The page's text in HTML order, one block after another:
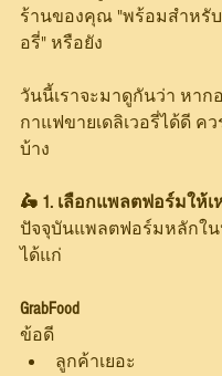
ร้านของคุณ "พร้อมสำหรับ
อรี่" หรือยัง
วันนี้เราจะมาดูกันว่า หาก
กาแฟขายเดลิเวอรี่ได้ดี คว
บ้าง
🛵 1. เลือกแพลตฟอร์มให้
ปัจจุบันแพลตฟอร์มหลักใน
ได้แก่
GrabFood
ข้อดี
ลูกค้าเยอะ